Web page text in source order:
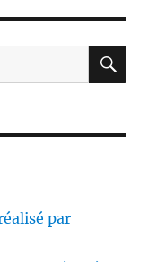
Le
Prêteur
sur
par